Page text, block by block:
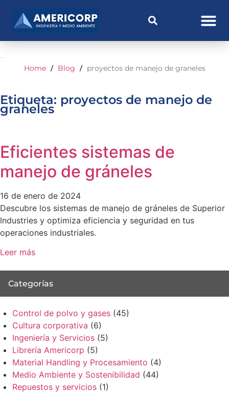
Home / Blog / proyectos de manejo de graneles
Etiqueta: proyectos de manejo de
graneles
Eficientes sistemas de
manejo de gráneles
16 de enero de 2024
Descubre los sistemas de manejo de gráneles de Superior
Industries y optimiza eficiencia y seguridad en tus
operaciones industriales.
Leer más
Categorías
Control de polvo y gases (45)
Cultura corporativa (6)
Ingeniería y Servicios (5)
Librería Americorp (5)
Material Handling y Procesamiento (4)
Medio Ambiente y Sostenibilidad (44)
Repuestos y servicios (1)